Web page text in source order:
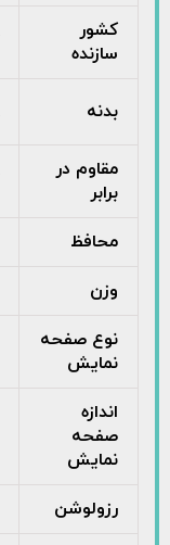
کشور
سازنده
بدنه
مقاوم در
برابر
محافظ
وزن
نوع صفحه
نمایش
اندازه
صفحه
نمایش
رزولوشن